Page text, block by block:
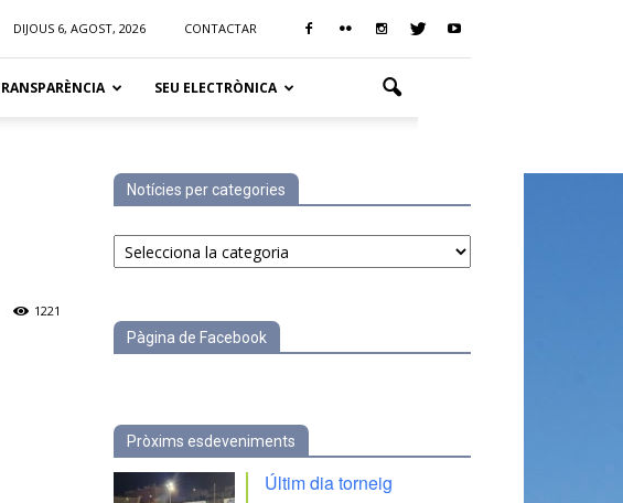
DIJOUS 6, AGOST, 2026 CONTACTAR
SEU ELECTRÒNICA
1221
Notícies per categories
Notícies
per
Pàgina de Facebook
Pròxims esdeveniments
Últim dia torneig